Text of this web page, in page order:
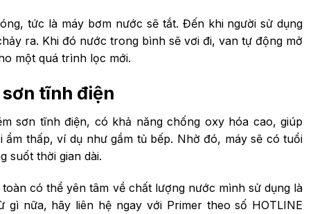
tức là máy bơm nước sẽ tắt. Đến khi người sử dụng
ra. Khi đó nước trong bình sẽ vơi đi, van tự động mở
một quá trình lọc mới.
tĩnh điện
sơn tĩnh điện, có khả năng chống oxy hóa cao, giúp
thấp, ví dụ như gầm tủ bếp. Nhờ đó, máy sẽ có tuổi
suốt thời gian dài.
có thể yên tâm về chất lượng nước mình sử dụng là
nữa, hãy liên hệ ngay với Primer theo số HOTLINE